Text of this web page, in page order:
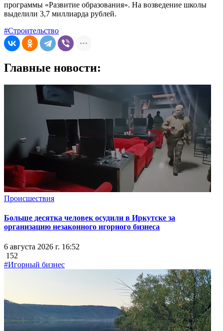
программы «Развитие образования». На возведение школы
выделили 3,7 миллиарда рублей.
#Строительство
Главные новости:
Происшествия
Больше десятка человек осудили в Иркутске за
организацию незаконного игорного бизнеса
6 августа 2026 г. 16:52
152
#Игорный бизнес